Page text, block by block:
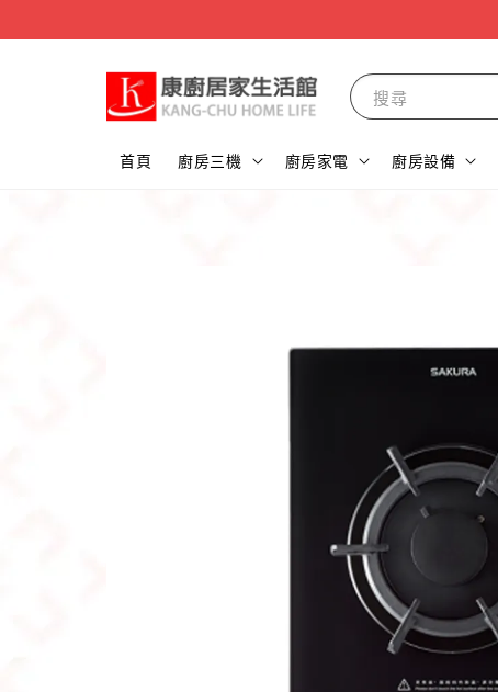
搜尋
首頁 廚房三機 廚房家電 廚房設備